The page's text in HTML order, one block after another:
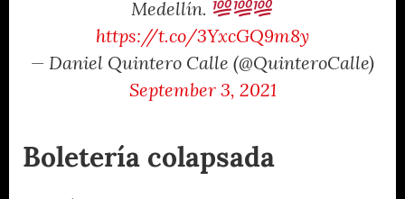
Medellín.
https://t.co/3YxcGQ9m8y
— Daniel Quintero Calle (@QuinteroCalle)
September 3, 2021
Boletería colapsada